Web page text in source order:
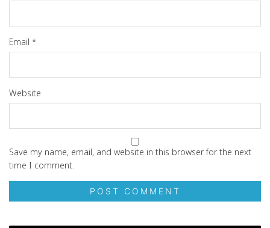
Email *
Website
Save my name, email, and website in this browser for the next
time I comment.